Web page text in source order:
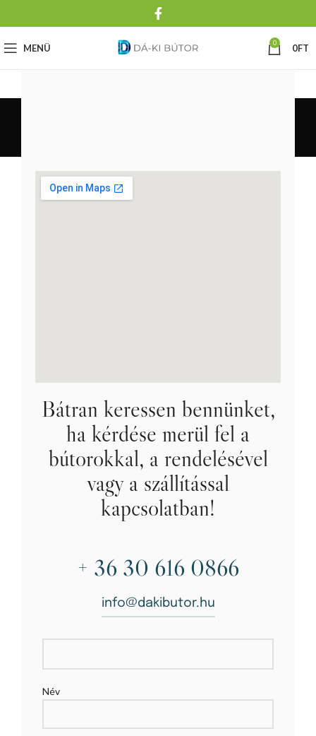
MENÜ 0 0FT
Bátran keressen bennünket,
ha kérdése merül fel a
bútorokkal, a rendelésével
vagy a szállítással
kapcsolatban!
+ 36 30 616 0866
info@dakibutor.hu
Név